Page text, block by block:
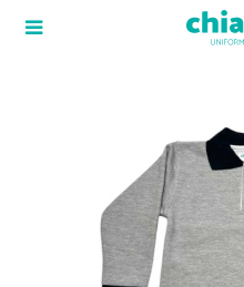
